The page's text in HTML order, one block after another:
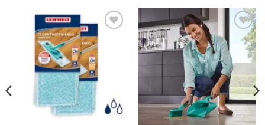
Añadir
deseos
Añadir
a la
lista de
deseos